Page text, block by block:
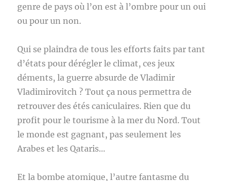
genre de pays où l’on est à l’ombre pour un oui
ou pour un non.
Qui se plaindra de tous les efforts faits par tant
d’états pour dérégler le climat, ces jeux
déments, la guerre absurde de Vladimir
Vladimirovitch ? Tout ça nous permettra de
retrouver des étés caniculaires. Rien que du
profit pour le tourisme à la mer du Nord. Tout
le monde est gagnant, pas seulement les
Arabes et les Qataris…
Et la bombe atomique, l’autre fantasme du